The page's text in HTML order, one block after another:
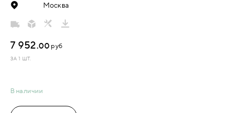
Москва
В наличии
7 952.00 руб
ЗА 1 ШТ.